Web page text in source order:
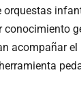
orquestas
conocimiento
acompañar